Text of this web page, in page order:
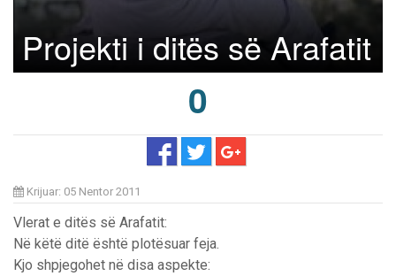
Projekti i ditës së Arafatit
0
Krijuar: 05 Nentor 2011
Vlerat e ditës së Arafatit:
Në këtë ditë është plotësuar feja.
Kjo shpjegohet në disa aspekte: